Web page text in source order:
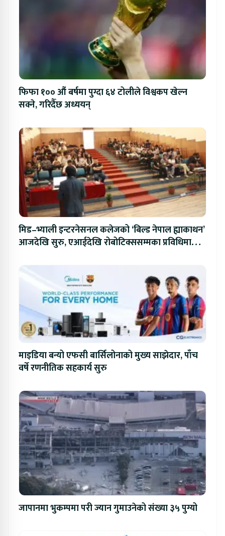
फिफा १०० औं बर्षमा पुग्दा ६४ टोलीले विश्वकप खेल्न
सक्ने, गरिदैँछ अध्ययन्
मिड–भ्याली इन्टरनेसनल कलेजको ‘बिल्ड नेपाल ह्याकाथन’
आजदेखि सुरु, एआईदेखि रोबोटिक्ससम्मका प्रविधिमा
माइडिया बन्यो एफसी बार्सिलोनाको मुख्य साझेदार, पाँच
वर्षे रणनीतिक सहकार्य सुरु
जापानमा भुकम्पमा परी ज्यान गुमाउनेको संख्या ३५ पुग्यो